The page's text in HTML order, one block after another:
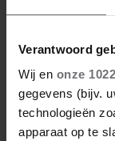
Verantwoord
Wij en onze
gegevens (bijv.
technologieën
apparaat op te